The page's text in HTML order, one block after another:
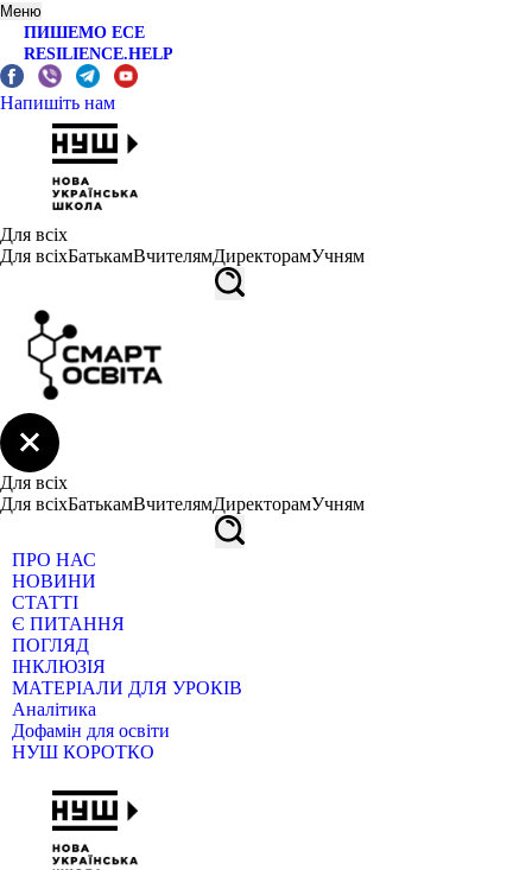
Меню
ПИШЕМО ЕСЕ
RESILIENCE.HELP
Напишіть нам
Для всіх
Для всіхБатькамВчителямДиректорамУчням
Для всіх
Для всіхБатькамВчителямДиректорамУчням
ПРО НАС
НОВИНИ
СТАТТІ
Є ПИТАННЯ
ПОГЛЯД
ІНКЛЮЗІЯ
МАТЕРІАЛИ ДЛЯ УРОКІВ
Аналітика
Дофамін для освіти
НУШ КОРОТКО